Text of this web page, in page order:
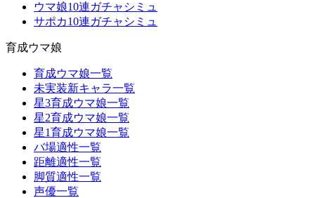
ウマ娘10連ガチャシミュ
サポカ10連ガチャシミュ
育成ウマ娘
育成ウマ娘一覧
未実装新キャラ一覧
星3育成ウマ娘一覧
星2育成ウマ娘一覧
星1育成ウマ娘一覧
バ場適性一覧
距離適性一覧
脚質適性一覧
声優一覧